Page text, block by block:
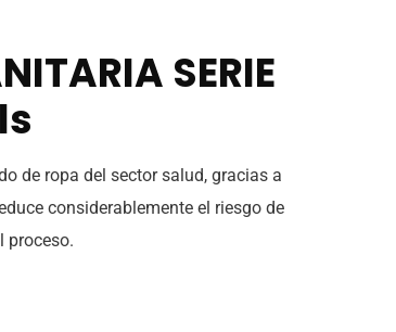
SERIE
de ropa del sector salud, gracias a
considerablemente el riesgo de
proceso.